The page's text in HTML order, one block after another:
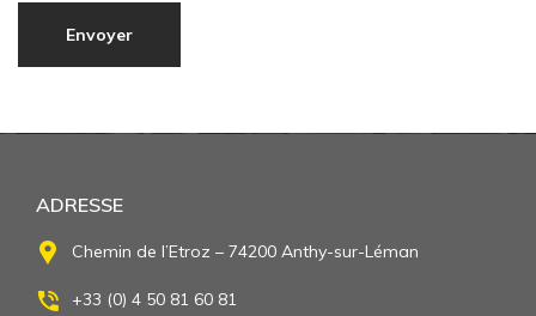
ADRESSE
Chemin de l’Etroz – 74200 Anthy-sur-Léman
+33 (0) 4 50 81 60 81